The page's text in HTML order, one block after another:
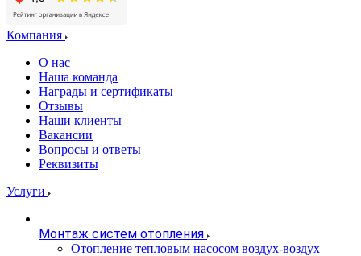
Компания
О нас
Наша команда
Награды и сертификаты
Отзывы
Наши клиенты
Вакансии
Вопросы и ответы
Реквизиты
Услуги
Монтаж систем отопления
Отопление тепловым насосом воздух-воздух